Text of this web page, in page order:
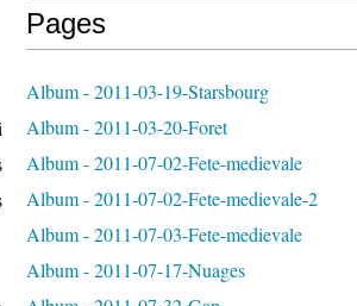
Pages
Album - 2011-03-19-Starsbourg
Album - 2011-03-20-Foret
Album - 2011-07-02-Fete-medievale
Album - 2011-07-02-Fete-medievale-2
Album - 2011-07-03-Fete-medievale
Album - 2011-07-17-Nuages